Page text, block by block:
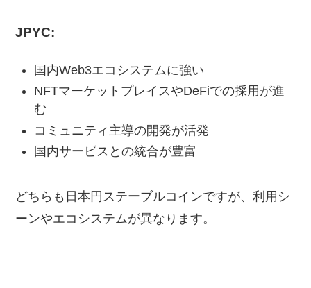
JPYC:
国内Web3エコシステムに強い
NFTマーケットプレイスやDeFiでの採用が進
む
コミュニティ主導の開発が活発
国内サービスとの統合が豊富
どちらも日本円ステーブルコインですが、利用シ
ーンやエコシステムが異なります。